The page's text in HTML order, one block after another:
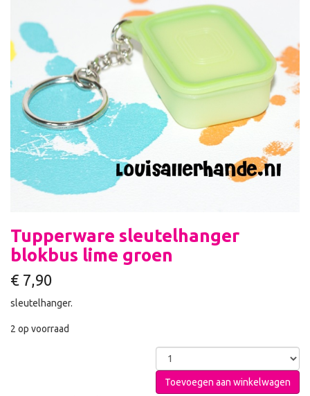
Tupperware sleutelhanger
blokbus lime groen
€ 7,90
sleutelhanger.
2 op voorraad
Toevoegen aan winkelwagen